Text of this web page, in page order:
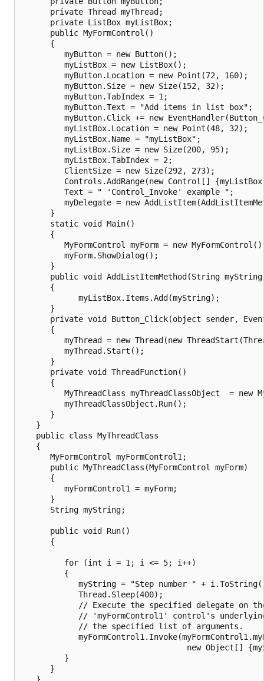
      private Thread myThread;
      private ListBox myListBox;
      public MyFormControl()
      {
         myButton = new Button();
         myListBox = new ListBox();
         myButton.Location = new Point(72, 160);
         myButton.Size = new Size(152, 32);
         myButton.TabIndex = 1;
         myButton.Text = "Add items in list box";
myButton.Click += new
         myListBox.Location = new Point(48, 32);
         myListBox.Name = "myListBox";
         myListBox.Size = new Size(200, 95);
         myListBox.TabIndex = 2;
         ClientSize = new Size(292, 273);
Controls.AddRange(new Control[]
         Text = " 'Control_Invoke' example ";
myDelegate = new
      }
      static void Main()
      {
MyFormControl myForm = new
         myForm.ShowDialog();
      }
public void AddListItemMethod(String
      {
            myListBox.Items.Add(myString);
      }
private void Button_Click(object sender,
      {
myThread = new Thread(new
         myThread.Start();
      }
      private void ThreadFunction()
      {
MyThreadClass myThreadClassObject  = new
         myThreadClassObject.Run();
      }
   }
   public class MyThreadClass
   {
      MyFormControl myFormControl1;
      public MyThreadClass(MyFormControl myForm)
      {
         myFormControl1 = myForm;
      }
      String myString;
      public void Run()
      {
         for (int i = 1; i <= 5; i++)
         {
myString = "Step number " +
            Thread.Sleep(400);
// Execute the specified delegate on
// 'myFormControl1' control's
            // the specified list of arguments.
new Object[]
         }
      }